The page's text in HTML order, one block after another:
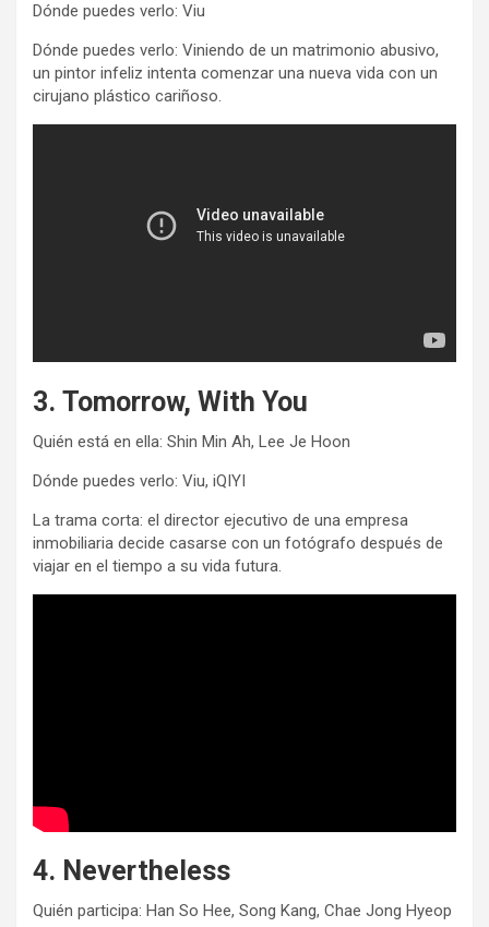
Dónde puedes verlo: Viu
Dónde puedes verlo: Viniendo de un matrimonio abusivo,
un pintor infeliz intenta comenzar una nueva vida con un
cirujano plástico cariñoso.
3. Tomorrow, With You
Quién está en ella: Shin Min Ah, Lee Je Hoon
Dónde puedes verlo: Viu, iQIYI
La trama corta: el director ejecutivo de una empresa
inmobiliaria decide casarse con un fotógrafo después de
viajar en el tiempo a su vida futura.
4. Nevertheless
Quién participa: Han So Hee, Song Kang, Chae Jong Hyeop